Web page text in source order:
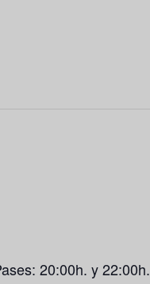
20:00h. y 22:00h.